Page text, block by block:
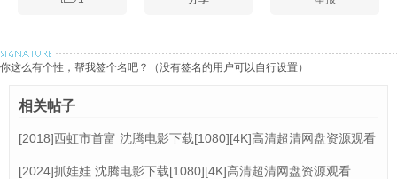
你这么有个性，帮我签个名吧？（没有签名的用户可以自行设置）
相关帖子
[2018]西虹市首富 沈腾电影下载[1080][4K]高清超清网盘资源观看
[2024]抓娃娃 沈腾电影下载[1080][4K]高清超清网盘资源观看